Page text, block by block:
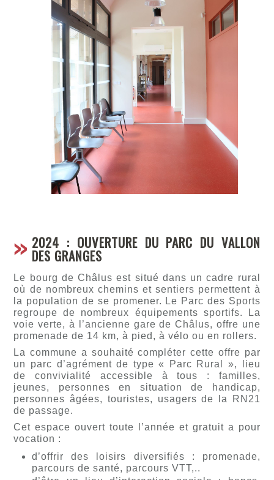
2024 : OUVERTURE DU PARC DU VALLON
DES GRANGES
Le bourg de Châlus est situé dans un cadre rural
où de nombreux chemins et sentiers permettent à
la population de se promener. Le Parc des Sports
regroupe de nombreux équipements sportifs. La
voie verte, à l’ancienne gare de Châlus, offre une
promenade de 14 km, à pied, à vélo ou en rollers.
La commune a souhaité compléter cette offre par
un parc d’agrément de type « Parc Rural », lieu
de convivialité accessible à tous : familles,
jeunes, personnes en situation de handicap,
personnes âgées, touristes, usagers de la RN21
de passage.
Cet espace ouvert toute l’année et gratuit a pour
vocation :
d’offrir des loisirs diversifiés : promenade,
parcours de santé, parcours VTT,..